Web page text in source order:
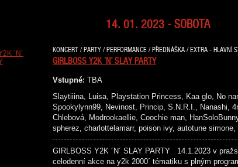
14. 01. 2023 - SOBOTA
KONCERT / PARTY / PERFORMANCE / PŘEDNÁŠKA / EXTRA - HLAVNÍ
GIRLBOSS Y2K ´N´ SLAY PARTY
Vstupné: TBA
Slaytiiina, Luisa, Playstation Princess, Kaa glo, No
Spookylynn99, Nevinost, Princip, S.N.R.I., Nanashi,
Chlebová, Modrookaellie, Coochie man,
spherez, charlottelamarr, poison ivy, autotune
GIRLBOSS Y2K ´N´ SLAY PARTY 14.1.2023 v
celodenní akce na y2k 2000´ tématiku s plným